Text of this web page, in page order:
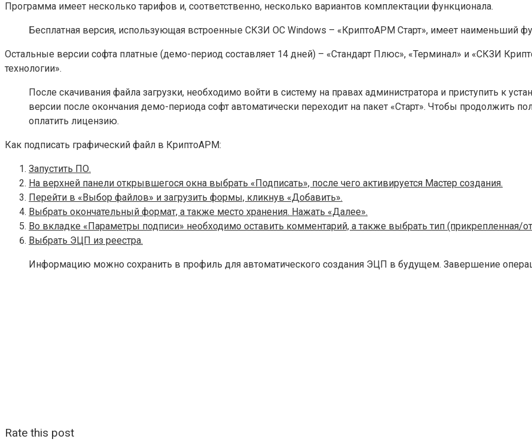
Программа имеет несколько тарифов и, соответственно, несколько вариантов комплектации функционала.
Бесплатная версия, использующая встроенные СКЗИ OC Windows – «КриптоАРМ Старт», имеет наименьший
Остальные версии софта платные (демо-период составляет 14 дней) – «Стандарт Плюс», «Терминал» и «СКЗИ
технологии».
После скачивания файла загрузки, необходимо войти в систему на правах администратора и приступить к
версии после окончания демо-периода софт автоматически переходит на пакет «Старт». Чтобы продолжить
оплатить лицензию.
Как подписать графический файл в КриптоАРМ:
Запустить ПО.
На верхней панели открывшегося окна выбрать «Подписать», после чего активируется Мастер создания.
Перейти в «Выбор файлов» и загрузить формы, кликнув «Добавить».
Выбрать окончательный формат, а также место хранения. Нажать «Далее».
Во вкладке «Параметры подписи» необходимо оставить комментарий, а также выбрать тип (прикрепленная/
Выбрать ЭЦП из реестра.
Информацию можно сохранить в профиль для автоматического создания ЭЦП в будущем. Завершение
Rate this post